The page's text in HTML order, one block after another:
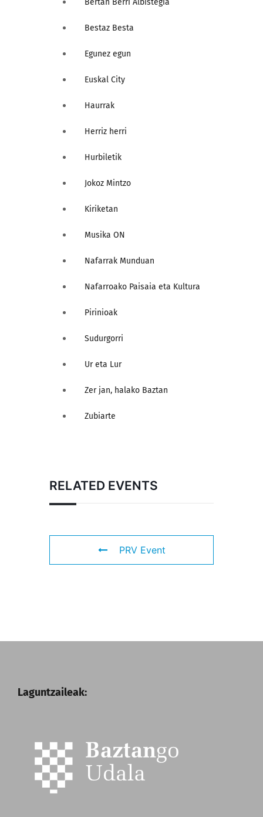
Bertan Berri Albistegia
Bestaz Besta
Egunez egun
Euskal City
Haurrak
Herriz herri
Hurbiletik
Jokoz Mintzo
Kiriketan
Musika ON
Nafarrak Munduan
Nafarroako Paisaia eta Kultura
Pirinioak
Sudurgorri
Ur eta Lur
Zer jan, halako Baztan
Zubiarte
RELATED EVENTS
PRV Event
Laguntzaileak: